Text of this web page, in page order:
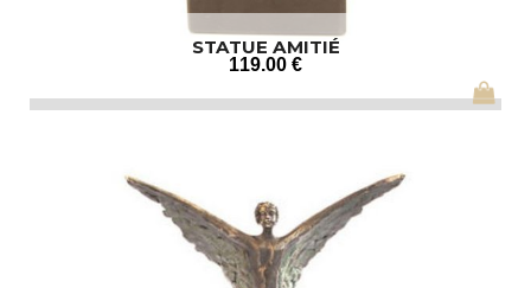
STATUE AMITIÉ
119.00 €